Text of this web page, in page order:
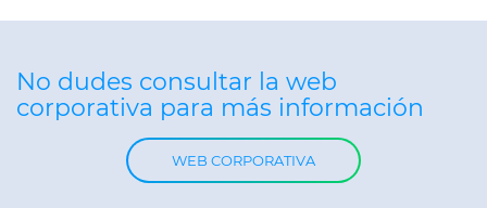
No dudes consultar la web
corporativa para más información
WEB CORPORATIVA